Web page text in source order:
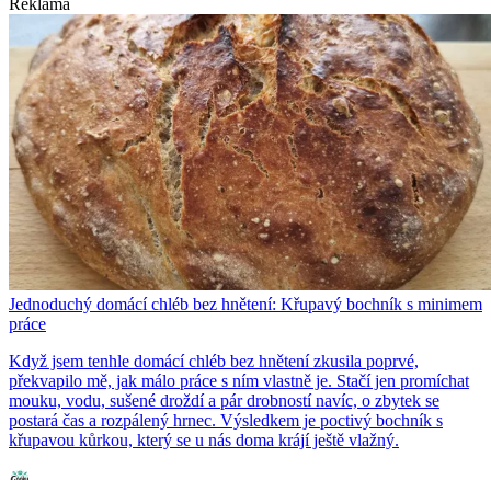
Reklama
Jednoduchý domácí chléb bez hnětení: Křupavý bochník s minimem
práce
Když jsem tenhle domácí chléb bez hnětení zkusila poprvé,
překvapilo mě, jak málo práce s ním vlastně je. Stačí jen promíchat
mouku, vodu, sušené droždí a pár drobností navíc, o zbytek se
postará čas a rozpálený hrnec. Výsledkem je poctivý bochník s
křupavou kůrkou, který se u nás doma krájí ještě vlažný.